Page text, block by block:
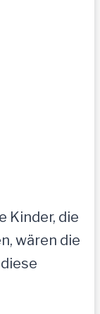
Kinder, die
wären die